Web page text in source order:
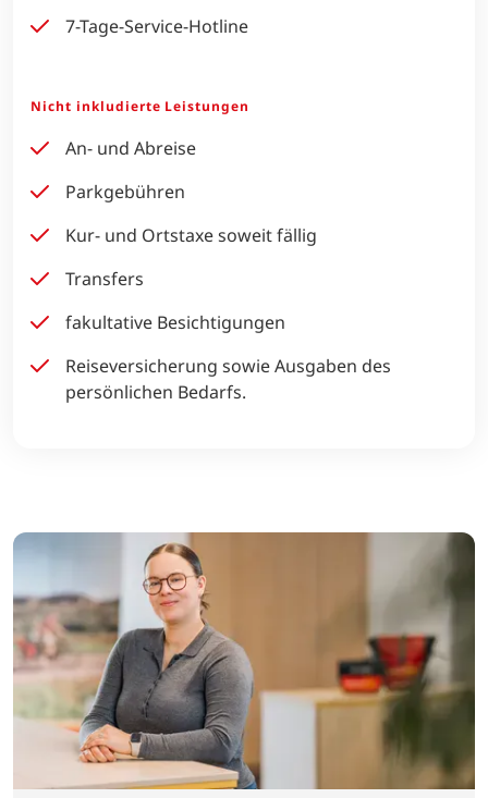
7-Tage-Service-Hotline
Nicht inkludierte Leistungen
An- und Abreise
Parkgebühren
Kur- und Ortstaxe soweit fällig
Transfers
fakultative Besichtigungen
Reiseversicherung sowie Ausgaben des
persönlichen Bedarfs.